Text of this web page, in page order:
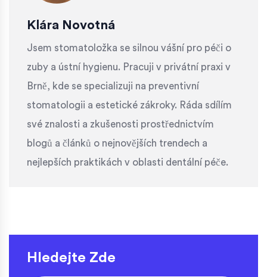
Klára Novotná
Jsem stomatoložka se silnou vášní pro péči o
zuby a ústní hygienu. Pracuji v privátní praxi v
Brně, kde se specializuji na preventivní
stomatologii a estetické zákroky. Ráda sdílím
své znalosti a zkušenosti prostřednictvím
blogů a článků o nejnovějších trendech a
nejlepších praktikách v oblasti dentální péče.
Hledejte Zde